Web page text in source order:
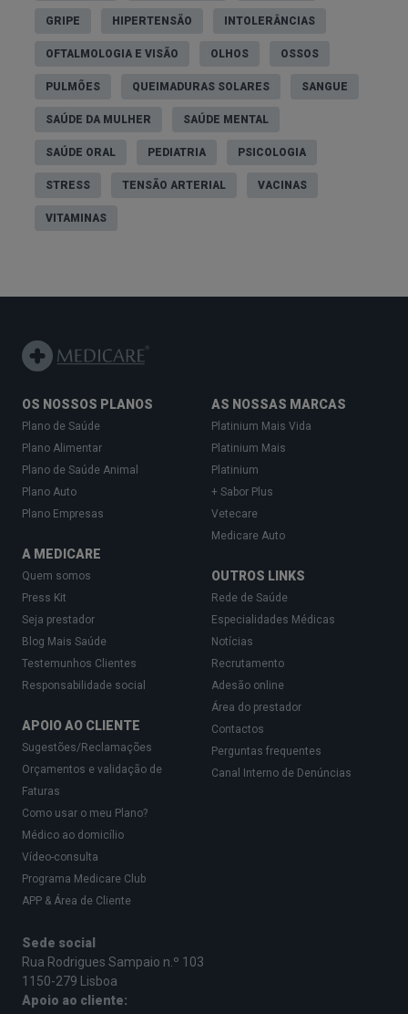
GRIPE HIPERTENSÃO INTOLERÂNCIAS
OFTALMOLOGIA E VISÃO OLHOS OSSOS
PULMÕES QUEIMADURAS SOLARES SANGUE
SAÚDE DA MULHER SAÚDE MENTAL
SAÚDE ORAL PEDIATRIA PSICOLOGIA
STRESS TENSÃO ARTERIAL VACINAS
VITAMINAS
OS NOSSOS PLANOS
Plano de Saúde
Plano Alimentar
Plano de Saúde Animal
Plano Auto
Plano Empresas
A MEDICARE
Quem somos
Press Kit
Seja prestador
Blog Mais Saúde
Testemunhos Clientes
Responsabilidade social
APOIO AO CLIENTE
Sugestões/Reclamações
Orçamentos e validação de
Faturas
Como usar o meu Plano?
Médico ao domicílio
Vídeo-consulta
Programa Medicare Club
APP & Área de Cliente
AS NOSSAS MARCAS
Platinium Mais Vida
Platinium Mais
Platinium
+ Sabor Plus
Vetecare
Medicare Auto
OUTROS LINKS
Rede de Saúde
Especialidades Médicas
Notícias
Recrutamento
Adesão online
Área do prestador
Contactos
Perguntas frequentes
Canal Interno de Denúncias
Sede social
Rua Rodrigues Sampaio n.º 103
1150-279 Lisboa
Apoio ao cliente: